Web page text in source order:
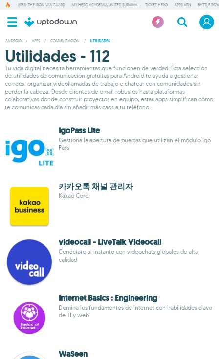
ARES: THE IRON VANGUARD MY HERO ACADEMIA UNITED SURVIVAL TICKET HERO APPS VPN BATTLE
ANDROID / APPS / COMUNICACIÓN / UTILIDADES
Utilidades - 112
Tu vida digital necesita herramientas que funcionen de verdad. Esta selección
de utilidades de comunicación gratuitas para Android te ayuda a gestionar
correos, organizar videollamadas de trabajo o chatear con comunidades sin
perder la cabeza. Desde clientes de email robustos hasta plataformas
colaborativas donde construir proyectos en equipo, estas apps simplifican cómo
te comunicas cada día sin añadir más caos a tu teléfono.
IgoPass Lite
Gestiona la apertura de puertas que utilizan el módulo Igo
Pass
카카오톡 채널 관리자
Kakao Corp.
videocall - LiveTalk Videocall
Conéctate al instante con videochats globales de alta
calidad
Internet Basics : Engineering
Domina los fundamentos de Internet con habilidades clave
de TI y web
WaSeen